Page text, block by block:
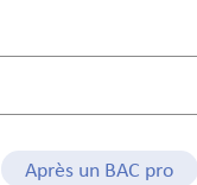
Après un BAC pro